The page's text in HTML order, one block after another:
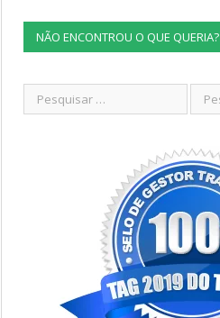
NÃO ENCONTROU O QUE QUERIA?